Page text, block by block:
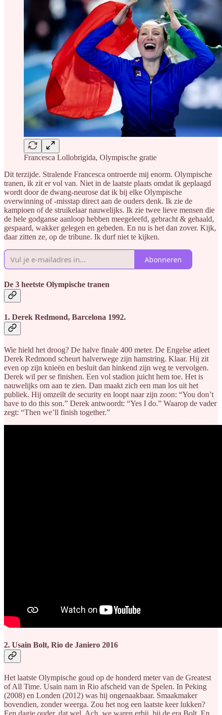
Francesca Lollobrigida, Olympische gratie
Dit terzijde. Stralende Francesca ontroerde mij enorm. Olympische
tranen, ik zit er vol van. Niet in de laatste plaats omdat ik geplaagd
wordt door de dwang-neurose dat ik bij elke Olympische
overwinning of -misstap direct aan de ouders denk. Ik zie de
kampioen of de struikelaar nauwelijks. Ik zie twee lieve mensen die
de hele godganse aanloop hebben meegeleefd, gebracht & gehaald,
gespaard, wakker gelegen en gebeden. En nu is het dan zover. Kijk,
daar zitten ze, op de tribune. Ik durf niet te kijken.
Abonneren
De 3 heetste Olympische tranen
1. Derek Redmond, Barcelona 1992.
Wie hield het droog? De halve finale 400 meter. De Engelse atleet
Derek Redmond scheurt halverwege zijn hamstring. Klaar. Hij zit
even op zijn knieën en besluit dan hinkend zijn weg te vervolgen.
Derek wil per se finishen. Een vol stadion juicht hem toe. Het is
nauwelijks om aan te zien. Dan maakt zich een man los uit het
publiek. Hij omzeilt de security en loopt naar zijn zoon: “You don’t
have to do this son.” Derek antwoordt: “Yes I do.” Waarop de vader
zegt: “Then we’ll finish together.”
2. Usain Bolt, Rio de Janiero 2016
Het laatste Olympische goud op de honderd meter van de Greatest
of All Time. Usain nam in Rio afscheid van de Spelen. In Peking
(2008) en Londen (2012) was hij ongenaakbaar. Smaakmaker
bovendien, zonder weerga. Zou het nog een laatste keer lukken?
Een dagje ouder, dat wel. Ach, we waren erbij, bij de era Bolt. En